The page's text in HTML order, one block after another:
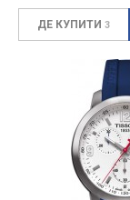
ДЕ КУПИТИ 3